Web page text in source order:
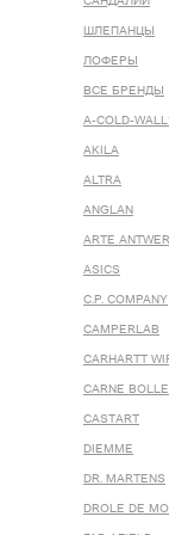
ШЛЕПАНЦЫ
ЛОФЕРЫ
ВСЕ БРЕНДЫ
A-COLD-
AKILA
ALTRA
ANGLAN
ARTE
ASICS
C.P. COMPANY
CAMPERLAB
CARHARTT
CARNE
CASTART
DIEMME
DR. MARTENS
DROLE DE